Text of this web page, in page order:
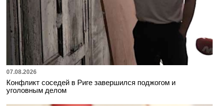
07.08.2026
Конфликт соседей в Риге завершился поджогом и
уголовным делом